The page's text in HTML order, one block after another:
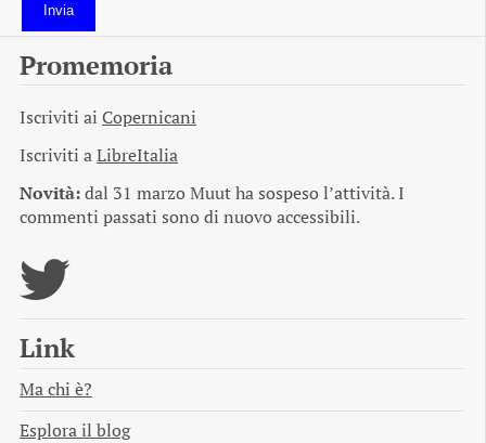
Invia
Promemoria
Iscriviti ai Copernicani
Iscriviti aLibreItalia
Novità:dal 31 marzo Muut ha sospeso l’attività. I
commenti passati sono di nuovo accessibili.
Link
Ma chi è?
Esplora il blog